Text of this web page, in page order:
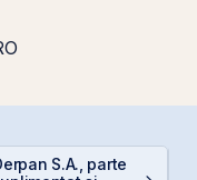
S.A., parte